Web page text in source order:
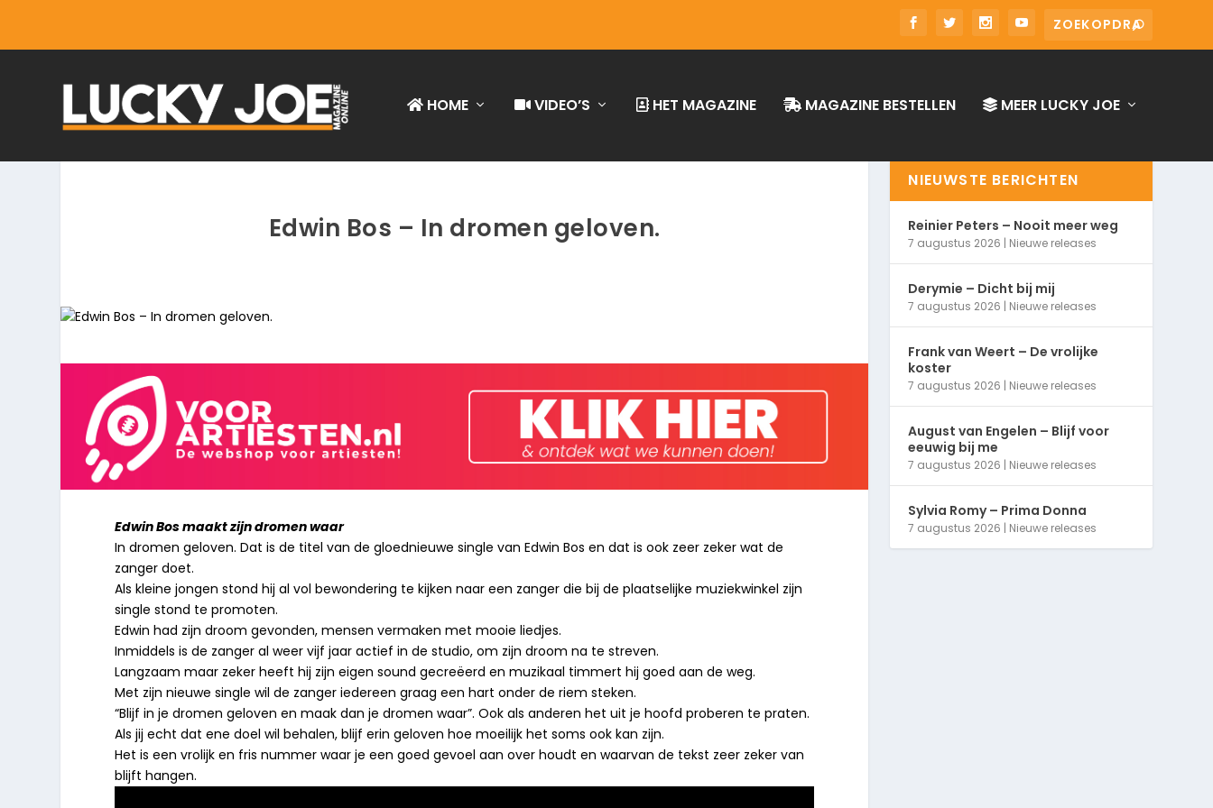
HOME VIDEO’S HET MAGAZINE MAGAZINE BESTELLEN MEER LUCKY JOE
Edwin Bos – In dromen geloven.
Edwin Bos maakt zijn dromen waar
In dromen geloven. Dat is de titel van de gloednieuwe single van Edwin Bos en dat is ook zeer zeker wat de
zanger doet.
Als kleine jongen stond hij al vol bewondering te kijken naar een zanger die bij de plaatselijke muziekwinkel zijn
single stond te promoten.
Edwin had zijn droom gevonden, mensen vermaken met mooie liedjes.
Inmiddels is de zanger al weer vijf jaar actief in de studio, om zijn droom na te streven.
Langzaam maar zeker heeft hij zijn eigen sound gecreëerd en muzikaal timmert hij goed aan de weg.
Met zijn nieuwe single wil de zanger iedereen graag een hart onder de riem steken.
“Blijf in je dromen geloven en maak dan je dromen waar”. Ook als anderen het uit je hoofd proberen te praten.
Als jij echt dat ene doel wil behalen, blijf erin geloven hoe moeilijk het soms ook kan zijn.
Het is een vrolijk en fris nummer waar je een goed gevoel aan over houdt en waarvan de tekst zeer zeker van
blijft hangen.
NIEUWSTE BERICHTEN
Reinier Peters – Nooit meer weg
7 augustus 2026 | Nieuwe releases
Derymie – Dicht bij mij
7 augustus 2026 | Nieuwe releases
Frank van Weert – De vrolijke
koster
7 augustus 2026 | Nieuwe releases
August van Engelen – Blijf voor
eeuwig bij me
7 augustus 2026 | Nieuwe releases
Sylvia Romy – Prima Donna
7 augustus 2026 | Nieuwe releases